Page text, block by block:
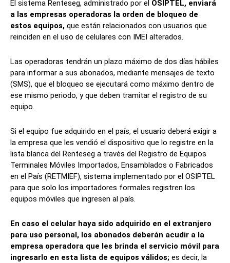
El sistema Renteseg, administrado por el OSIPTEL, enviará
a las empresas operadoras la orden de bloqueo de
estos equipos, que están relacionados con usuarios que
reinciden en el uso de celulares con IMEI alterados.
Las operadoras tendrán un plazo máximo de dos días hábiles
para informar a sus abonados, mediante mensajes de texto
(SMS), que el bloqueo se ejecutará como máximo dentro de
ese mismo periodo, y que deben tramitar el registro de su
equipo.
Si el equipo fue adquirido en el país, el usuario deberá exigir a
la empresa que les vendió el dispositivo que lo registre en la
lista blanca del Renteseg a través del Registro de Equipos
Terminales Móviles Importados, Ensamblados o Fabricados
en el País (RETMIEF), sistema implementado por el OSIPTEL
para que solo los importadores formales registren los
equipos móviles que ingresen al país.
En caso el celular haya sido adquirido en el extranjero
para uso personal, los abonados deberán acudir a la
empresa operadora que les brinda el servicio móvil para
ingresarlo en esta lista de equipos válidos; es decir, la